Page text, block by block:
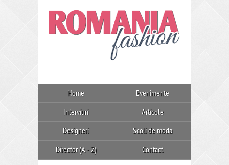
Home Evenimente
Interviuri Articole
Designeri Scoli de moda
Director (A - Z) Contact